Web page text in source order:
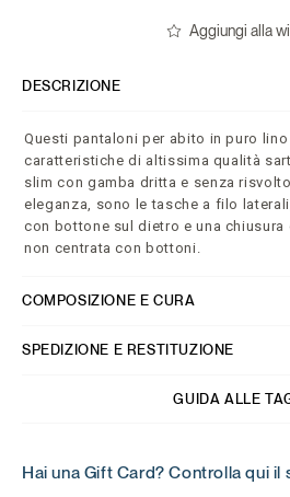
Aggiungi alla
DESCRIZIONE
Questi pantaloni per abito in puro
caratteristiche di altissima qualità
slim con gamba dritta e senza
eleganza, sono le tasche a filo
con bottone sul dietro e una
non centrata con bottoni.
COMPOSIZIONE E CURA
SPEDIZIONE E RESTITUZIONE
GUIDA ALLE
Hai una Gift Card? Controlla qui il